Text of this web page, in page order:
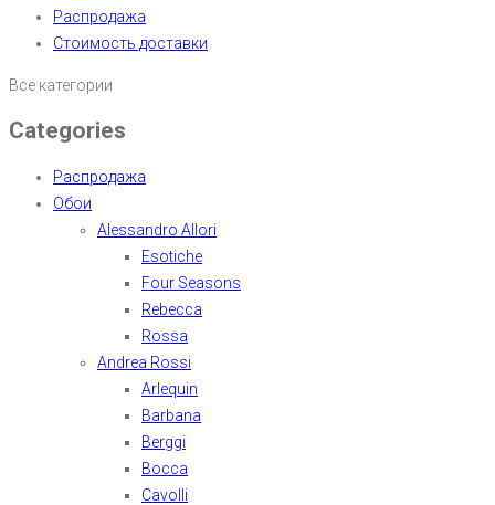
Распродажа
Стоимость доставки
Все категории
Categories
Распродажа
Обои
Alessandro Allori
Esotiche
Four Seasons
Rebecca
Rossa
Andrea Rossi
Arlequin
Barbana
Berggi
Bocca
Cavolli